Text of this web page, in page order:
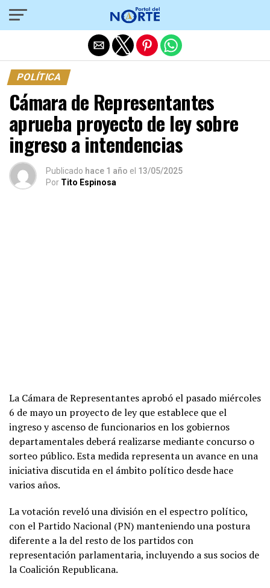
POLÍTICA
Cámara de Representantes
aprueba proyecto de ley sobre
ingreso a intendencias
Publicado hace 1 año el 13/05/2025
Por Tito Espinosa
La Cámara de Representantes aprobó el pasado miércoles
6 de mayo un proyecto de ley que establece que el
ingreso y ascenso de funcionarios en los gobiernos
departamentales deberá realizarse mediante concurso o
sorteo público. Esta medida representa un avance en una
iniciativa discutida en el ámbito político desde hace
varios años.
La votación reveló una división en el espectro político,
con el Partido Nacional (PN) manteniendo una postura
diferente a la del resto de los partidos con
representación parlamentaria, incluyendo a sus socios de
la Coalición Republicana.
Salir de la versión móvil